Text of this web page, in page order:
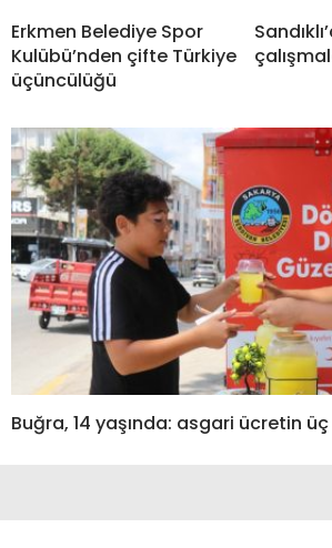
Erkmen Belediye Spor
Kulübü’nden çifte Türkiye
üçüncülüğü
Buğra, 14 yaşında: asgari ücretin üç